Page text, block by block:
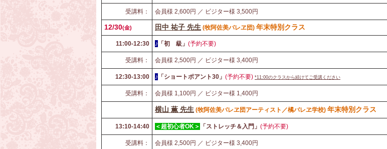
受講料： 会員様 2,600円 ／ ビジター様 3,500円
12/30(金) 田中 祐子 先生 (牧阿佐美バレヱ団) 年末特別クラス
11:00-12:30 ♪ 「初 級」 (予約不要)
受講料： 会員様 2,500円 ／ ビジター様 3,400円
12:30-13:00 ♪ 「ショートポアント30」 (予約不要) *11:00のクラスから続けてご受講ください
受講料： 会員様 1,100円 ／ ビジター様 1,400円
横山 薫 先生 (牧阿佐美バレヱ団アーティスト／橘バレヱ学校) 年末特別クラス
13:10-14:40 ＜超初心者OK＞ 「ストレッチ＆入門」 (予約不要)
受講料： 会員様 2,500円 ／ ビジター様 3,400円